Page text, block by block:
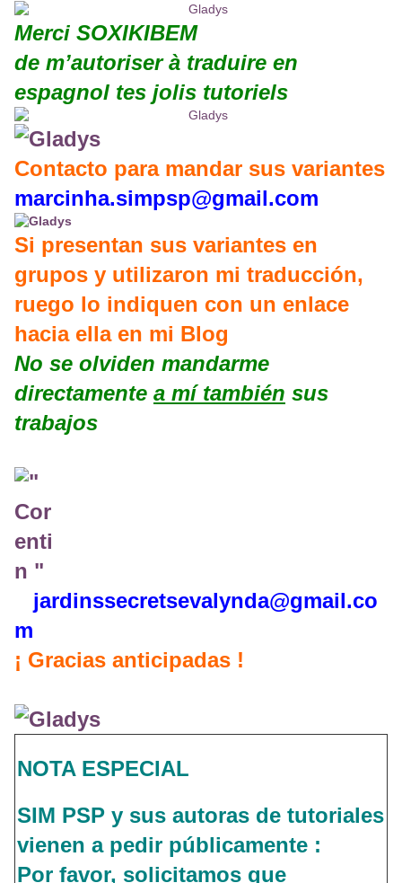
Merci SOXIKIBEM
de m’autoriser à traduire en
espagnol tes jolis tutoriels
Contacto para mandar sus variantes
marcinha.simpsp@gmail.com
Si presentan sus variantes en
grupos y utilizaron mi traducción,
ruego lo indiquen con un enlace
hacia ella en mi Blog
No se olviden mandarme
directamente a mí también sus
trabajos
jardinssecretsevalynda@gmail.co
m
¡ Gracias anticipadas !
NOTA ESPECIAL
SIM PSP y sus autoras de tutoriales
vienen a pedir públicamente :
Por favor, solicitamos que